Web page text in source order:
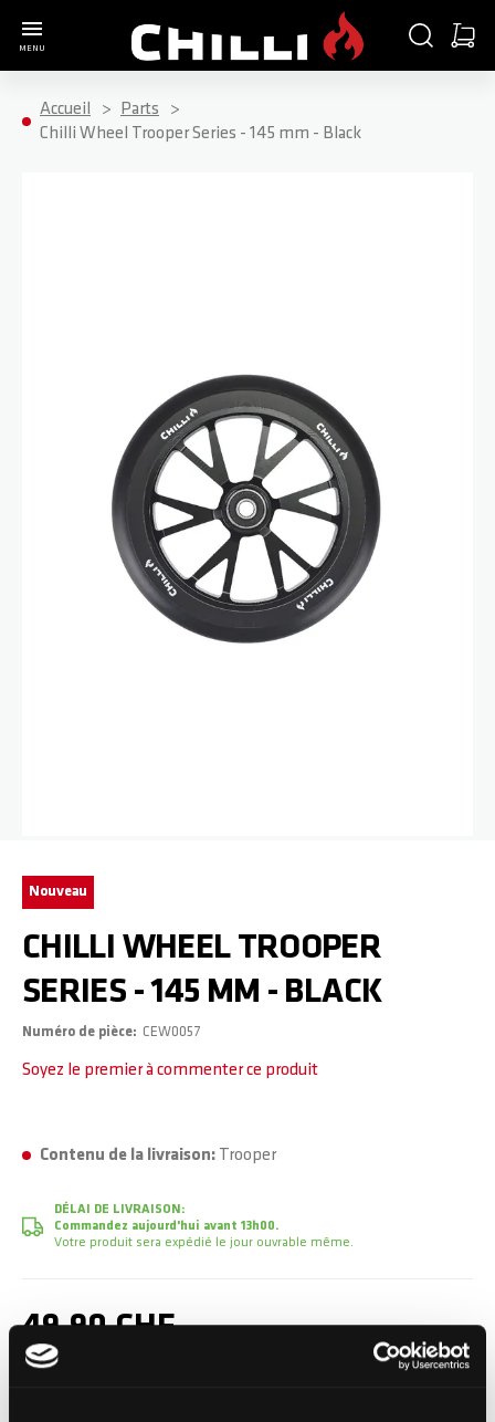
MENU
CHERCHER
Accueil
Parts
Chilli Wheel Trooper Series - 145 mm - Black
Nouveau
CHILLI WHEEL TROOPER
SERIES - 145 MM - BLACK
Numéro de pièce CEW0057
Soyez le premier à commenter ce produit
Contenu de la livraison: Trooper
DÉLAI DE LIVRAISON:
Commandez aujourd'hui avant 13h00.
Votre produit sera expédié le jour ouvrable même.
49,90 CHF
TVA incluse, Hors frais de port